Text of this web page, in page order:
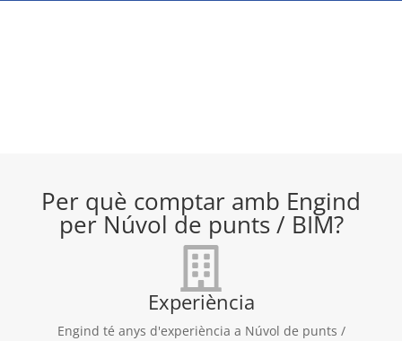
Per què comptar amb Engind
per Núvol de punts / BIM?
Experiència
Engind té anys d'experiència a Núvol de punts /